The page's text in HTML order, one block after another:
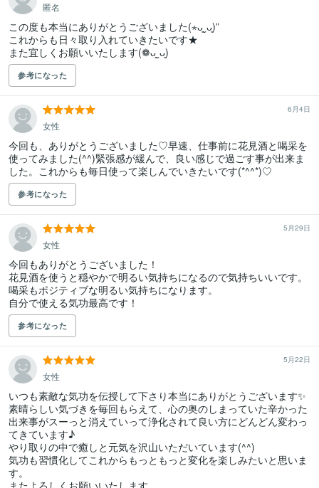
匿名
この度も本当にありがとうございました(⋆ᴗ͈ˬᴗ͈)”
これからも日々取り入れていきたいです★
また宜しくお願いいたします(❁ᴗ͈ˬᴗ͈)
参考になった
6月4日
女性
今回も、ありがとうございました♡早速、仕事前に花見酒と喝采を
使ってみました(^^)緊張感が緩んで、良い感じで過ごす事が出来ま
した。これからも毎日使って楽しんでいきたいです(*^^*)♡
参考になった
5月29日
女性
今回もありがとうございました！
花見酒を使うと穏やかで明るい気持ちになるので気持ちいいです。
喝采もポジティブな明るい気持ちになります。
自分で使える気功最高です！
参考になった
5月22日
女性
いつも素敵な気功を伝授して下さり本当にありがとうございます✨
素晴らしい気づきを毎回もらえて、心の奥のしまっていた辛かった
出来事がスーっと消えていって浄化されて良い方にどんどん変わっ
てきています♪
やり取りの中で癒しと元気を沢山いただいています(^^)
気功も習慣化してこれからもっともっと変化を楽しみたいと思いま
す。